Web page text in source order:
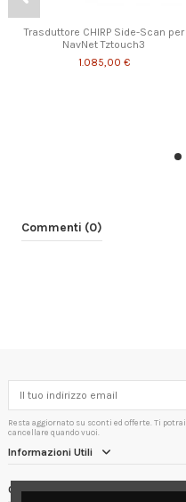
Trasduttore CHIRP Side-Scan per
NavNet Tztouch3
1.085,00 €
Commenti (0)
Resta aggiornato su sconti ed offerte. Ti potrai
cancellare quando vuoi.
Informazioni Utili
Contact us